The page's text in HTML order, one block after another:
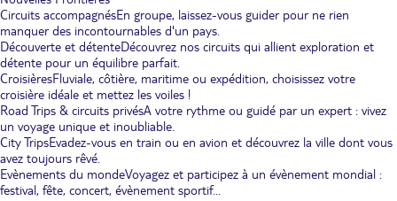
Circuits accompagnésEn groupe, laissez-vous guider pour ne rien
manquer des incontournables d'un pays.
Découverte et détenteDécouvrez nos circuits qui allient exploration et
détente pour un équilibre parfait.
CroisièresFluviale, côtière, maritime ou expédition, choisissez votre
croisière idéale et mettez les voiles !
Road Trips & circuits privésA votre rythme ou guidé par un expert : vivez
un voyage unique et inoubliable.
City TripsEvadez-vous en train ou en avion et découvrez la ville dont vous
avez toujours rêvé.
Evènements du mondeVoyagez et participez à un évènement mondial :
festival, fête, concert, évènement sportif...